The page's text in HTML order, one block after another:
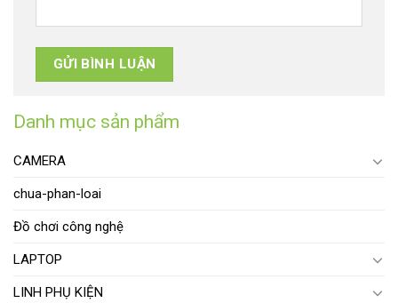
Danh mục sản phẩm
CAMERA
chua-phan-loai
Đồ chơi công nghệ
LAPTOP
LINH PHỤ KIỆN